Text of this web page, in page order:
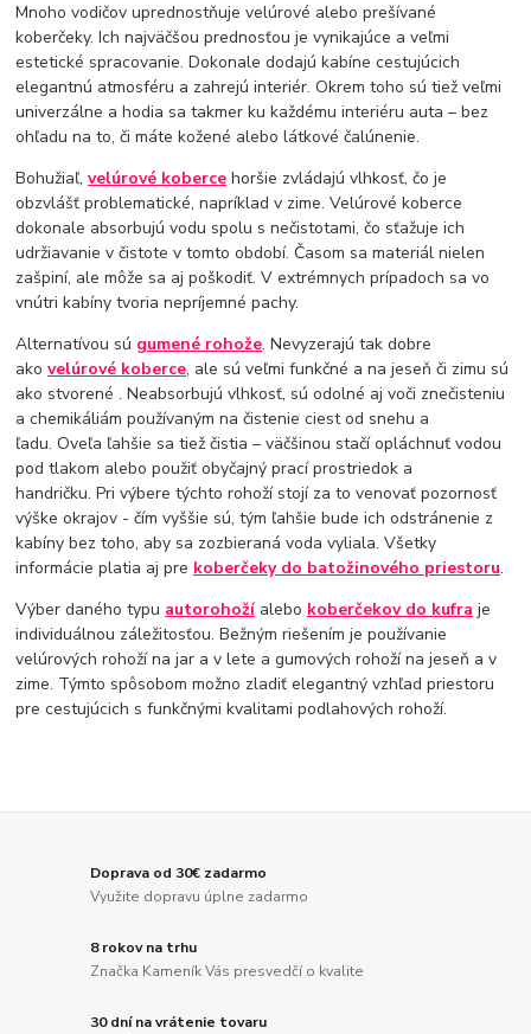
Mnoho vodičov uprednostňuje velúrové alebo prešívané
koberčeky. Ich najväčšou prednosťou je vynikajúce a veľmi
estetické spracovanie. Dokonale dodajú kabíne cestujúcich
elegantnú atmosféru a zahrejú interiér. Okrem toho sú tiež veľmi
univerzálne a hodia sa takmer ku každému interiéru auta – bez
ohľadu na to, či máte kožené alebo látkové čalúnenie.
Bohužiaľ,velúrové koberce horšie zvládajú vlhkosť, čo je
obzvlášť problematické, napríklad v zime. Velúrové koberce
dokonale absorbujú vodu spolu s nečistotami, čo sťažuje ich
udržiavanie v čistote v tomto období. Časom sa materiál nielen
zašpiní, ale môže sa aj poškodiť. V extrémnych prípadoch sa vo
vnútri kabíny tvoria nepríjemné pachy.
Alternatívou sú gumené rohože. Nevyzerajú tak dobre
akovelúrové koberce, ale sú veľmi funkčné a na jeseň či zimu sú
ako stvorené . Neabsorbujú vlhkosť, sú odolné aj voči znečisteniu
a chemikáliám používaným na čistenie ciest od snehu a
ľadu. Oveľa ľahšie sa tiež čistia – väčšinou stačí opláchnuť vodou
pod tlakom alebo použiť obyčajný prací prostriedok a
handričku. Pri výbere týchto rohoží stojí za to venovať pozornosť
výške okrajov - čím vyššie sú, tým ľahšie bude ich odstránenie z
kabíny bez toho, aby sa zozbieraná voda vyliala. Všetky
informácie platia aj pre koberčeky do batožinového priestoru.
Výber daného typu autorohožíalebo koberčekov do kufra je
individuálnou záležitosťou. Bežným riešením je používanie
velúrových rohoží na jar a v lete a gumových rohoží na jeseň a v
zime. Týmto spôsobom možno zladiť elegantný vzhľad priestoru
pre cestujúcich s funkčnými kvalitami podlahových rohoží.
Doprava od 30€ zadarmo
Využite dopravu úplne zadarmo
8 rokov na trhu
Značka Kameník Vás presvedčí o kvalite
30 dní na vrátenie tovaru